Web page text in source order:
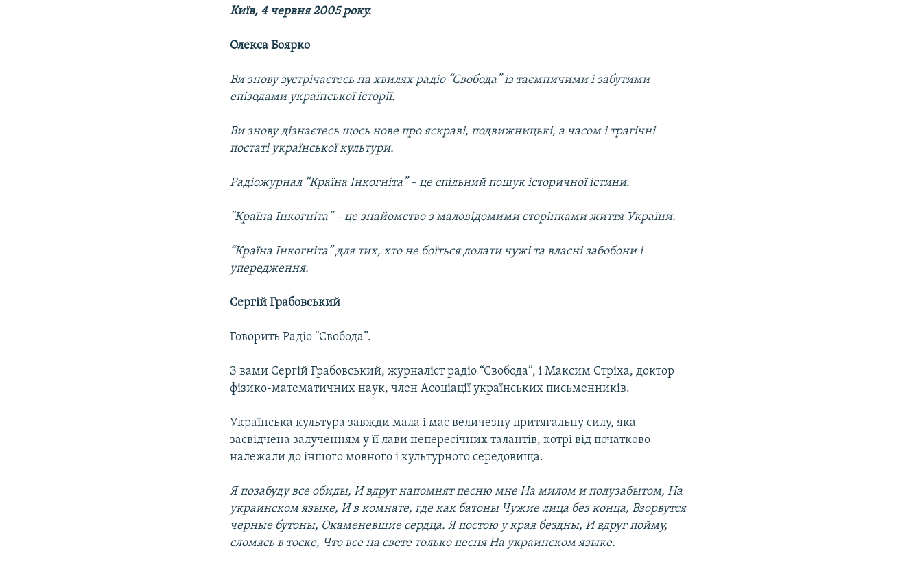
Київ, 4 червня 2005 року.
Олекса Боярко
Ви знову зустрічаєтесь на хвилях радіо “Свобода” із таємничими і забутими
епізодами української історії.
Ви знову дізнаєтесь щось нове про яскраві, подвижницькі, а часом і трагічні
постаті української культури.
Радіожурнал “Країна Інкогніта” – це спільний пошук історичної істини.
“Країна Інкогніта” – це знайомство з маловідомими сторінками життя України.
“Країна Інкогніта” для тих, хто не боїться долати чужі та власні забобони і
упередження.
Сергій Грабовський
Говорить Радіо “Свобода”.
З вами Сергій Грабовський, журналіст радіо “Свобода”, і Максим Стріха, доктор
фізико-математичних наук, член Асоціації українських письменників.
Українська культура завжди мала і має величезну притягальну силу, яка
засвідчена залученням у її лави непересічних талантів, котрі від початково
належали до іншого мовного і культурного середовища.
Я позабуду все обиды, И вдруг напомнят песню мне На милом и полузабытом, На
украинском языке, И в комнате, где как батоны Чужие лица без конца, Взорвутся
черные бутоны, Окаменевшие сердца. Я постою у края бездны, И вдруг пойму,
сломясь в тоске, Что все на свете только песня На украинском языке.